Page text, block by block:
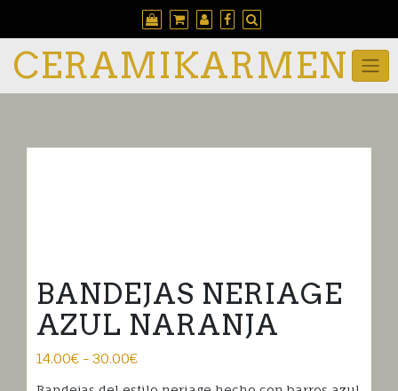
CERAMIKARMEN
BANDEJAS NERIAGE
AZUL NARANJA
14.00€ - 30.00€Rango